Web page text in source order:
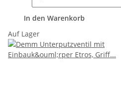
In den Warenkorb
Auf Lager